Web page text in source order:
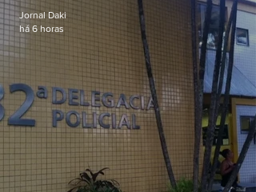
Jornal Daki
há 6 horas